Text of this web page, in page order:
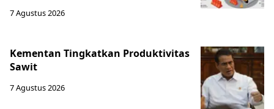
7 Agustus 2026
Kementan Tingkatkan Produktivitas
Sawit
7 Agustus 2026